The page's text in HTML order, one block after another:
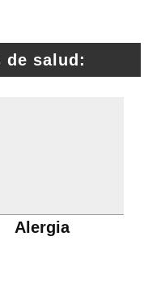
de salud:
Alergia